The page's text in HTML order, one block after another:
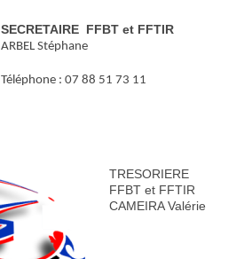
SECRETAIRE FFBT et FFTIR
ARBEL Stéphane
Téléphone : 07 88 51 73 11
TRESORIERE
FFBT et FFTIR
CAMEIRA Valérie